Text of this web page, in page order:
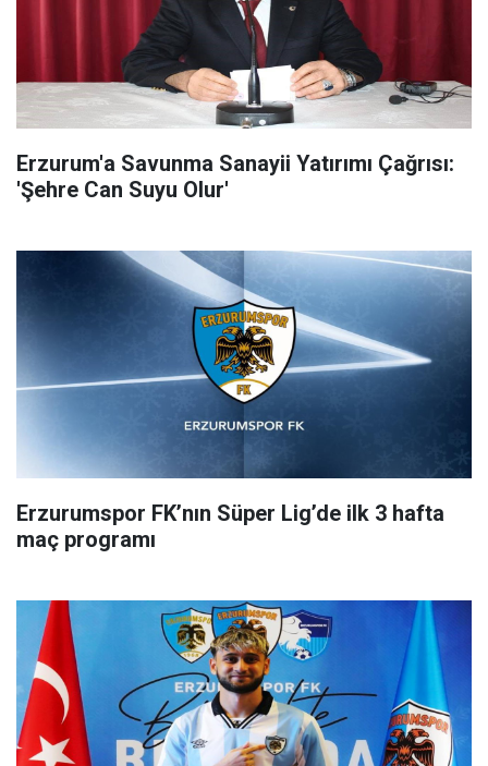
Erzurum'a Savunma Sanayii Yatırımı Çağrısı:
'Şehre Can Suyu Olur'
Erzurumspor FK’nın Süper Lig’de ilk 3 hafta
maç programı